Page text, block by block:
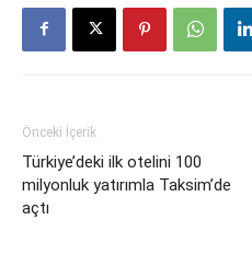
Önceki İçerik
Türkiye’deki ilk otelini 100
milyonluk yatırımla Taksim’de
açtı